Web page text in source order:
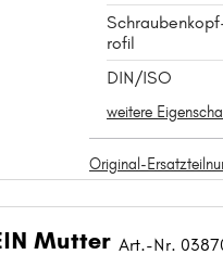
rofil
DIN/ISO
weitere
Original-
Mutter Art.-Nr.